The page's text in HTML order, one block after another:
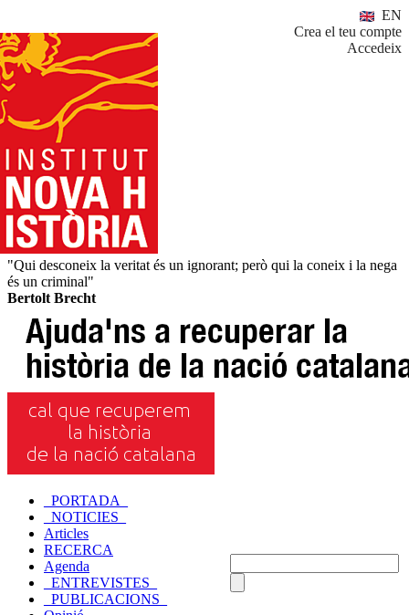
EN
Crea el teu compte
Accedeix
"Qui desconeix la veritat és un ignorant; però qui la coneix i la nega
és un criminal"
Bertolt Brecht
_PORTADA_
_NOTICIES_
Articles
RECERCA
Agenda
_ENTREVISTES_
_PUBLICACIONS_